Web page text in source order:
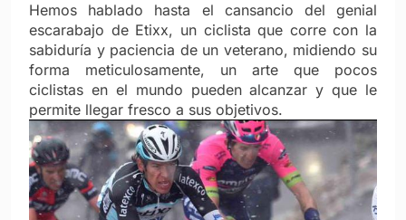
Hemos hablado hasta el cansancio del genial
escarabajo de Etixx, un ciclista que corre con la
sabiduría y paciencia de un veterano, midiendo su
forma meticulosamente, un arte que pocos
ciclistas en el mundo pueden alcanzar y que le
permite llegar fresco a sus objetivos.